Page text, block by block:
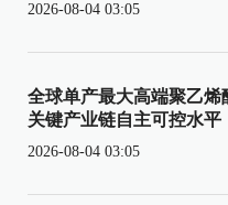
2026-08-04 03:05
全球单产最大高端聚乙烯
关键产业链自主可控水平
2026-08-04 03:05